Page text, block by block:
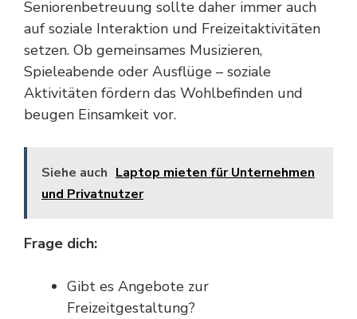
Seniorenbetreuung sollte daher immer auch
auf soziale Interaktion und Freizeitaktivitäten
setzen. Ob gemeinsames Musizieren,
Spieleabende oder Ausflüge – soziale
Aktivitäten fördern das Wohlbefinden und
beugen Einsamkeit vor.
Siehe auch Laptop mieten für Unternehmen
und Privatnutzer
Frage dich:
Gibt es Angebote zur
Freizeitgestaltung?